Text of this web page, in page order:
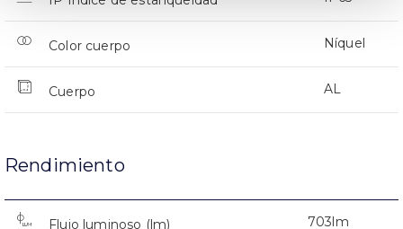
Color cuerpo Níquel
Cuerpo AL
Rendimiento
Flujo luminoso (lm) 703lm